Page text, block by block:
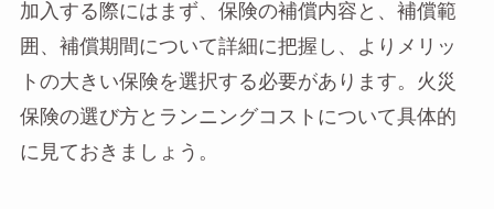
加入する際にはまず、保険の補償内容と、補償範
囲、補償期間について詳細に把握し、よりメリッ
トの大きい保険を選択する必要があります。火災
保険の選び方とランニングコストについて具体的
に見ておきましょう。